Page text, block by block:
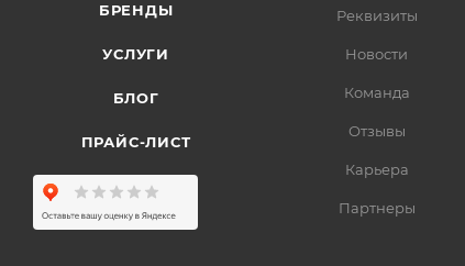
БРЕНДЫ
УСЛУГИ
БЛОГ
ПРАЙС-ЛИСТ
Реквизиты
Новости
Команда
Отзывы
Карьера
Партнеры